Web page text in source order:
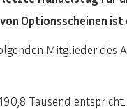
Optionsscheinen ist
Mitglieder des
Tausend entspricht.